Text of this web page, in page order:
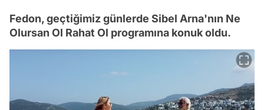
Fedon, geçtiğimiz günlerde Sibel Arna'nın Ne
Olursan Ol Rahat Ol programına konuk oldu.